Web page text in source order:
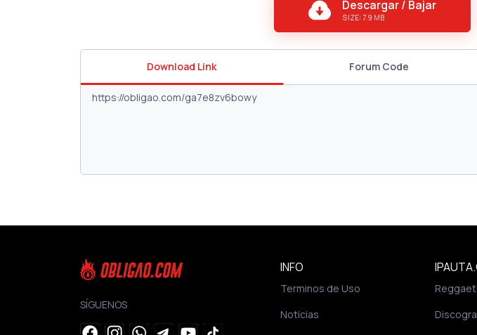
Descargar / Bajar
SIZE: 7.9 MB
Download Link Forum Code
SÍGUENOS
INFO
Terminos de Uso
Noticias